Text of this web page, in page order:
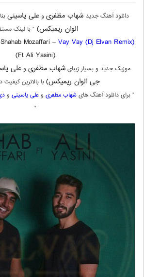
دانلود آهنگ جدید شهاب مظفری وعلی یاسینی
الوان ریمیکس) ” با لینک
Mozaffari –Vay Vay (Dj Elvan Remix)
(Ft Ali Yasini)
موزیک جدید و بسیار زیبایشهاب مظفری وعلی
جی الوان ریمیکس)با بالاترین
” برای دانلود آهنگ هایشهاب مظفری وعلی یاسینی و
“